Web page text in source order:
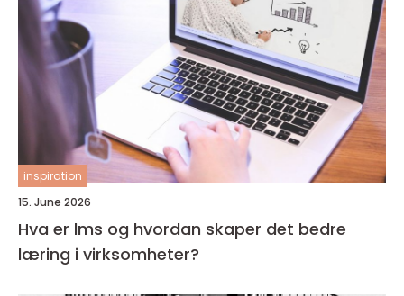
inspiration
15. June 2026
Hva er lms og hvordan skaper det bedre
læring i virksomheter?